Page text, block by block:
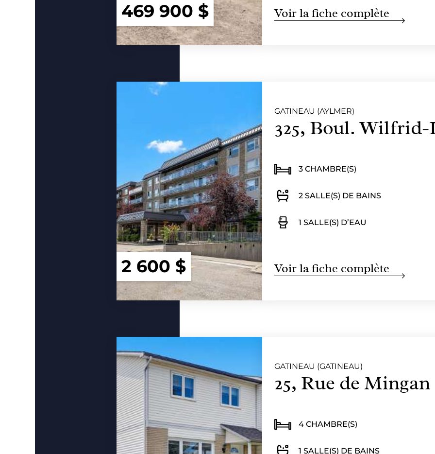
469 900 $ Voir la fiche complète
2 600 $
GATINEAU (AYLMER)
325, Boul. Wilfrid-
3 CHAMBRE(S)
2 SALLE(S) DE BAINS
1 SALLE(S) D’EAU
Voir la fiche complète
GATINEAU (GATINEAU)
25, Rue de Mingan
4 CHAMBRE(S)
1 SALLE(S) DE BAINS